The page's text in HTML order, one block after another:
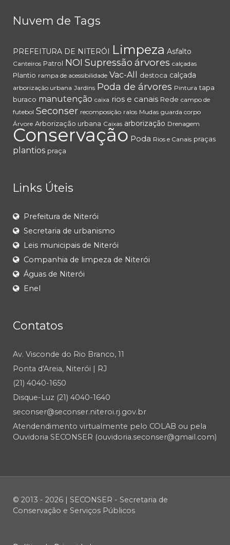
Nuvem de Tags
PREFEITURA DE NITERÓI Limpeza Asfalto
Canteiros Patrol NOI Supressão árvores calçadas
Plantio rampa de acessibilidade Vac-All destoca calçada
arborização urbana Jardins Poda de árvores Pintura tapa
buraco manutenção caixa rios e canais Rede campo de
futebol Seconser recomposição ralos Mudas guarda corpo
Árvore Arborização urbana Caixas arborização Drenagem
Conservação Poda Rios e Canais praças
plantios praça
Links Úteis
Prefeitura de Niterói
Secretaria de urbanismo
Leis municipais de Niterói
Companhia de limpeza de Niterói
Águas de Niterói
Enel
Contatos
Av. Visconde do Rio Branco, 11
Ponta d'Areia, Niterói | RJ
(21) 4040-1650
Disque-Luz (21) 4040-1640
seconser@seconser.niteroi.rj.gov.br
Atendendimento virtualmente pelo COLAB ou pela
Ouvidoria SECONSER (ouvidoria.seconser@gmail.com)
© 2013 - 2026 | SECONSER - Secretaria de
Conservação e Serviços Públicos